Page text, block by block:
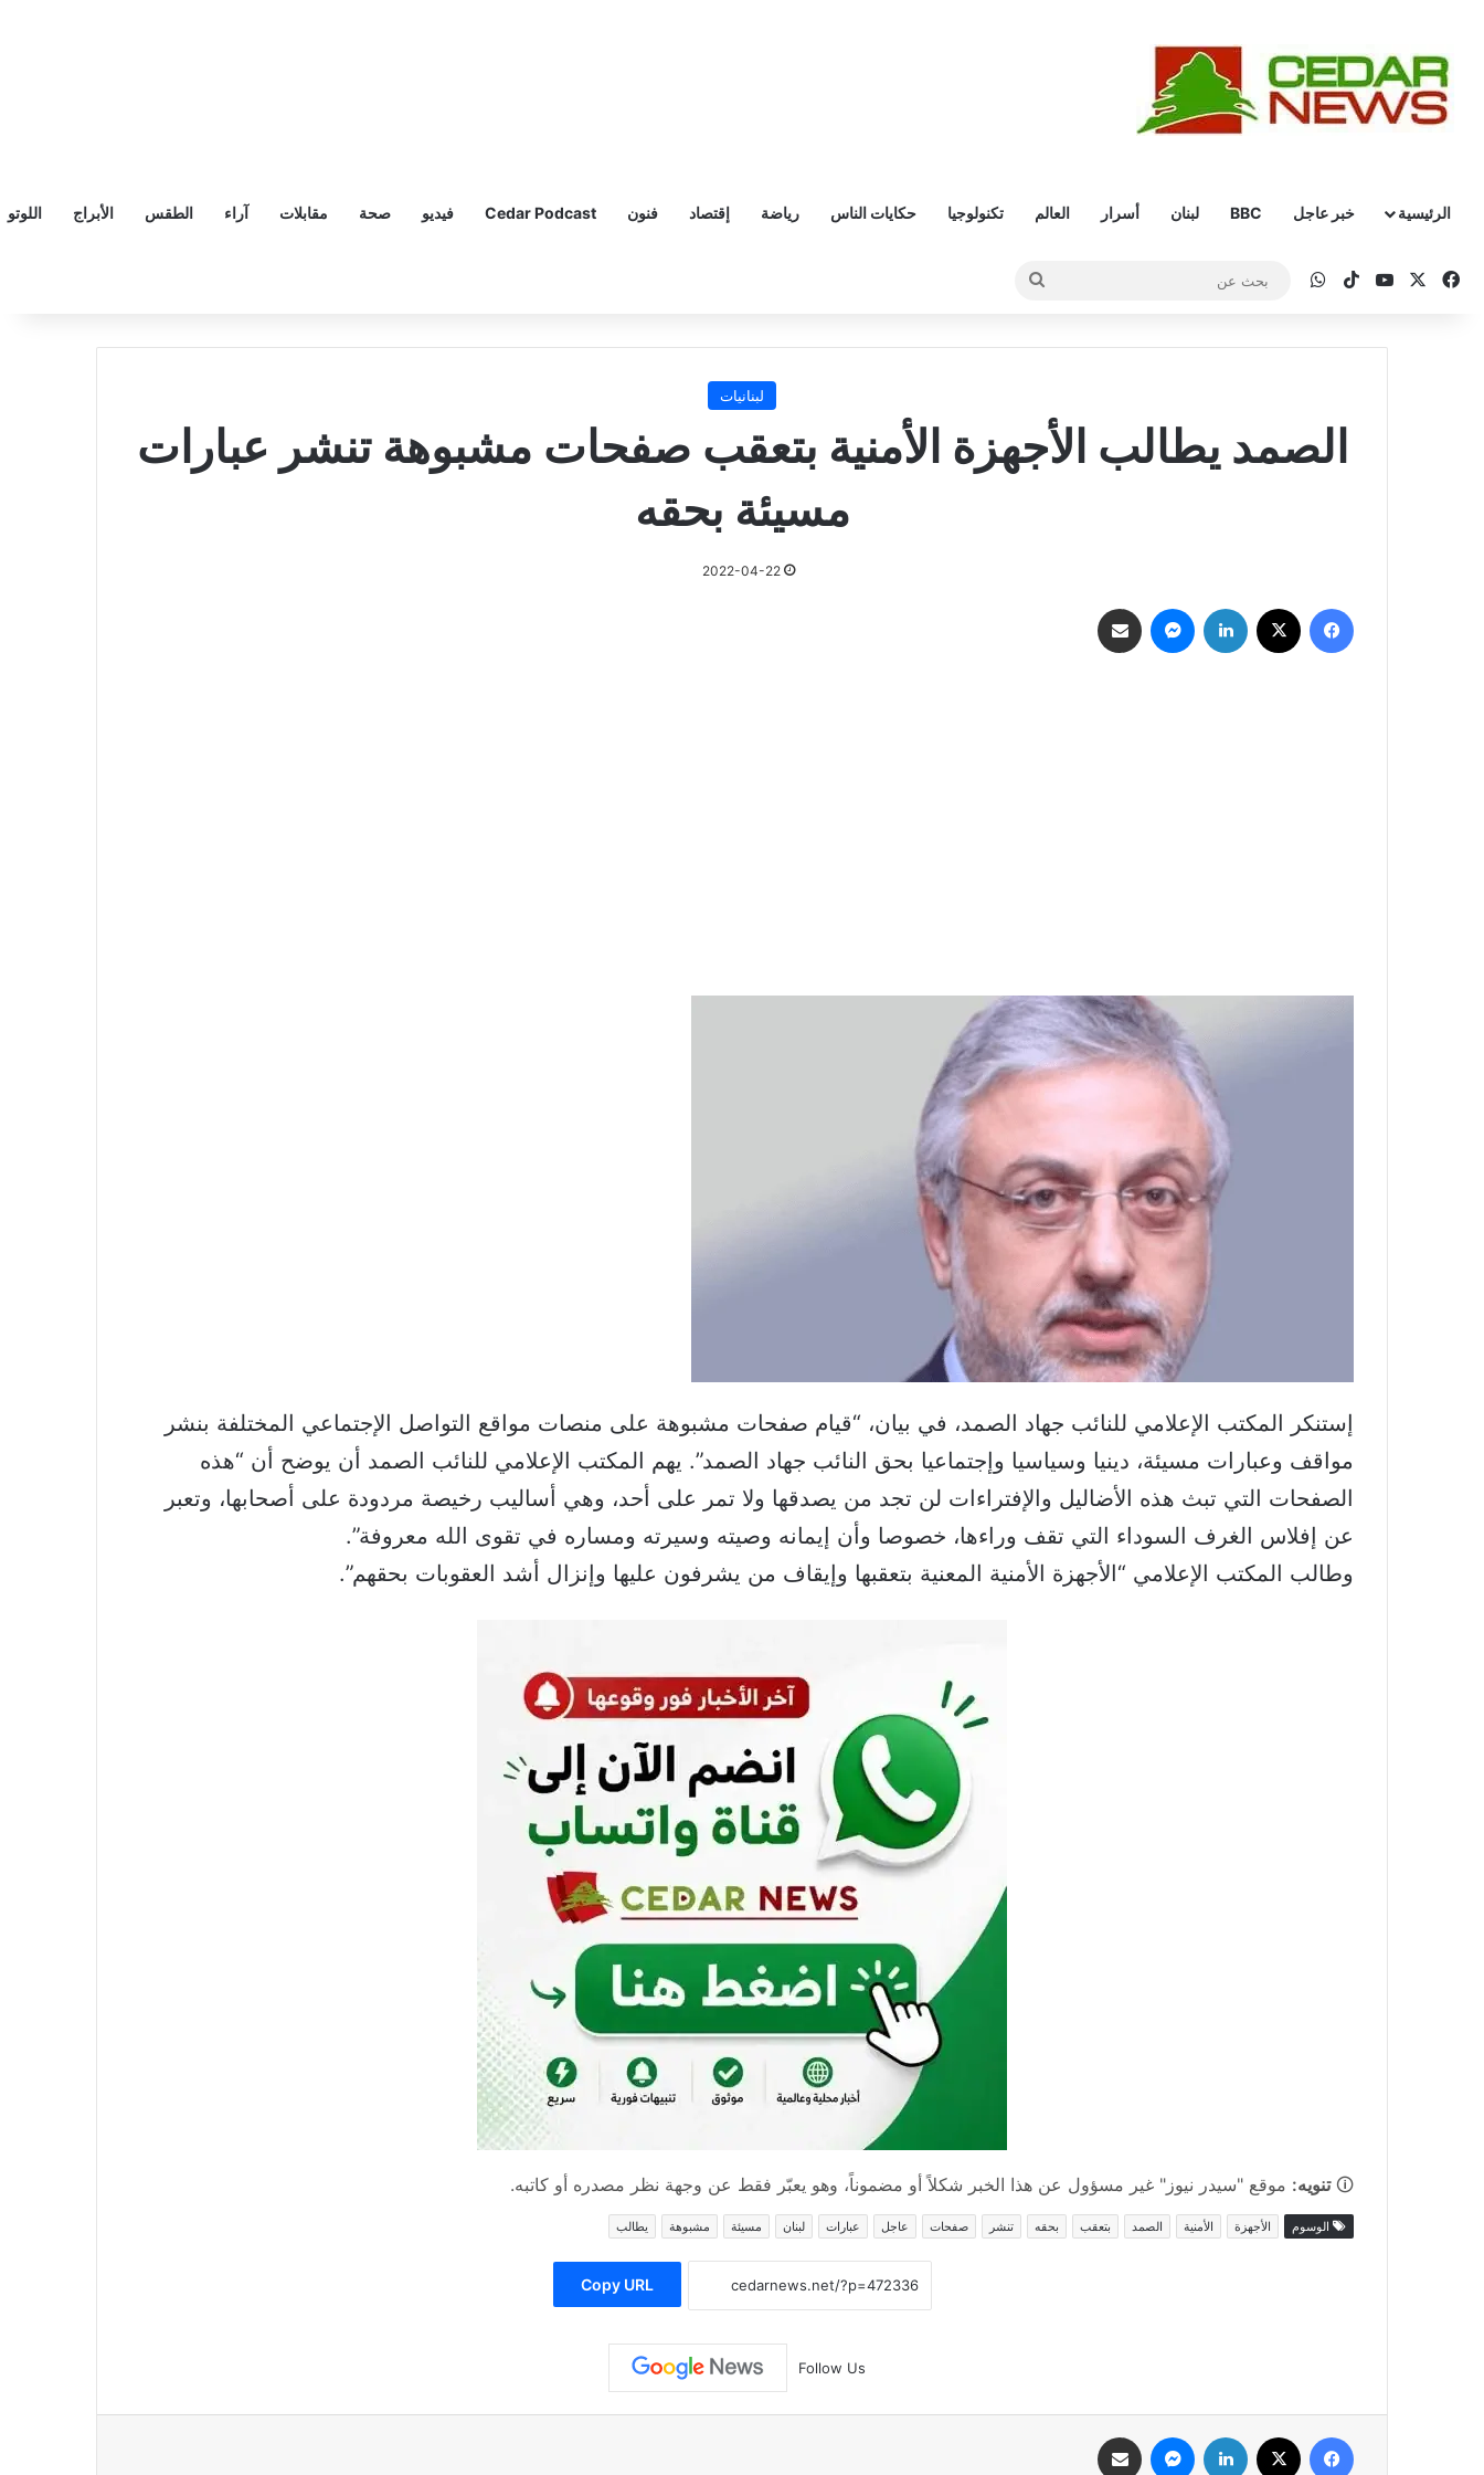
الرئيسية خبر عاجل BBC لبنان أسرار العالم تكنولوجيا حكايات الناس رياضة إقتصاد فنون Cedar Podcast فيديو صحة مقابلات آراء الطقس الأبراج اللوتو
فيسبوك ‫YouTube
‫TikTokواتساب
بحث
لبنانيات
الصمد يطالب الأجهزة الأمنية بتعقب صفحات مشبوهة تنشر عبارات
مسيئة بحقه
2022-04-22
فيسبوك لينكدإن ماسنجر
إستنكر المكتب الإعلامي للنائب جهاد الصمد، في بيان، “قيام صفحات مشبوهة على منصات مواقع التواصل الإجتماعي المختلفة بنشر
مواقف وعبارات مسيئة، دينيا وسياسيا وإجتماعيا بحق النائب جهاد الصمد”. يهم المكتب الإعلامي للنائب الصمد أن يوضح أن “هذه
الصفحات التي تبث هذه الأضاليل والإفتراءات لن تجد من يصدقها ولا تمر على أحد، وهي أساليب رخيصة مردودة على أصحابها، وتعبر
عن إفلاس الغرف السوداء التي تقف وراءها، خصوصا وأن إيمانه وصيته وسيرته ومساره في تقوى الله معروفة”.
وطالب المكتب الإعلامي “الأجهزة الأمنية المعنية بتعقبها وإيقاف من يشرفون عليها وإنزال أشد العقوبات بحقهم”.
🛈تنويه: موقع "سيدر نيوز" غير مسؤول عن هذا الخبر شكلاً أو مضموناً، وهو يعبّر فقط عن وجهة نظر مصدره أو كاتبه.
الوسوم الأجهزة الأمنية الصمد بتعقب بحقه تنشر صفحات عاجل عبارات لبنان مسيئة مشبوهة يطالب
Copy URL
Follow Us
فيسبوك لينكدإن ماسنجر